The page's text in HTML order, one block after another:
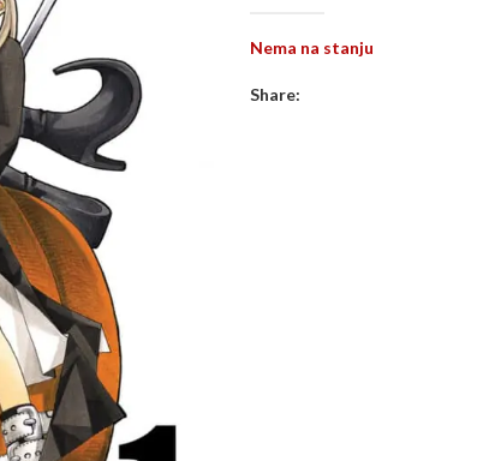
Nema na stanju
Share: